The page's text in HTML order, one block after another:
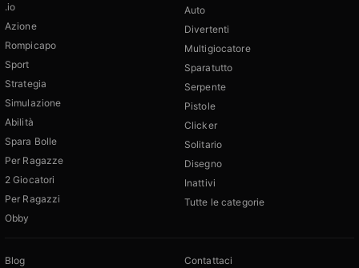
.io
Azione
Rompicapo
Sport
Strategia
Simulazione
Abilità
Spara Bolle
Per Ragazze
2 Giocatori
Per Ragazzi
Obby
Auto
Divertenti
Multigiocatore
Sparatutto
Serpente
Pistole
Clicker
Solitario
Disegno
Inattivi
Tutte le categorie
Blog
Contattaci